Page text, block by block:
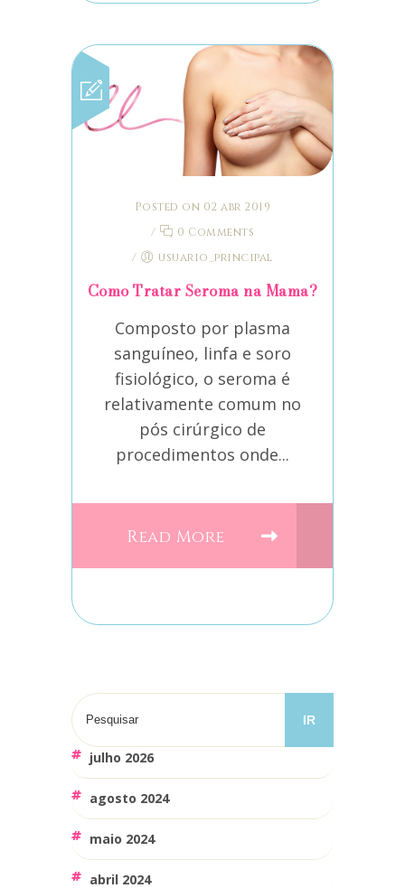
Posted on 02 abr 2019
/
0 Comments
/
usuario_principal
Como Tratar Seroma na Mama?
Composto por plasma
sanguíneo, linfa e soro
fisiológico, o seroma é
relativamente comum no
pós cirúrgico de
procedimentos onde...
Read More
julho 2026
agosto 2024
maio 2024
abril 2024